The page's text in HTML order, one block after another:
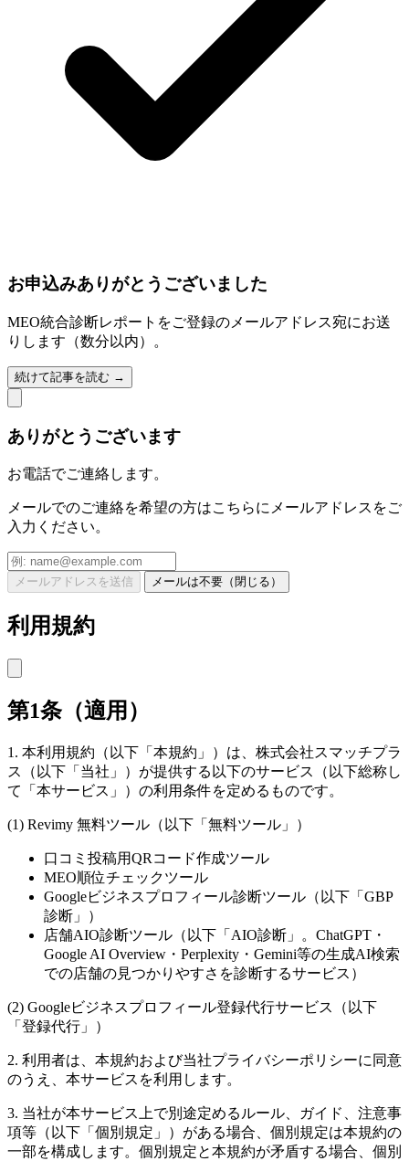
お申込みありがとうございました
MEO統合診断レポートをご登録のメールアドレス宛にお送
りします（数分以内）。
続けて記事を読む →
ありがとうございます
お電話でご連絡します。
メールでのご連絡を希望の方はこちらにメールアドレスをご
入力ください。
メールアドレスを送信 メールは不要（閉じる）
利用規約
第1条（適用）
1. 本利用規約（以下「本規約」）は、株式会社スマッチプラ
ス（以下「当社」）が提供する以下のサービス（以下総称し
て「本サービス」）の利用条件を定めるものです。
(1) Revimy 無料ツール（以下「無料ツール」）
口コミ投稿用QRコード作成ツール
MEO順位チェックツール
Googleビジネスプロフィール診断ツール（以下「GBP
診断」）
店舗AIO診断ツール（以下「AIO診断」。ChatGPT・
Google AI Overview・Perplexity・Gemini等の生成AI検索
での店舗の見つかりやすさを診断するサービス）
(2) Googleビジネスプロフィール登録代行サービス（以下
「登録代行」）
2. 利用者は、本規約および当社プライバシーポリシーに同意
のうえ、本サービスを利用します。
3. 当社が本サービス上で別途定めるルール、ガイド、注意事
項等（以下「個別規定」）がある場合、個別規定は本規約の
一部を構成します。個別規定と本規約が矛盾する場合、個別